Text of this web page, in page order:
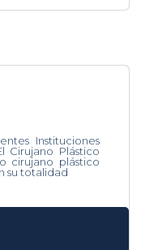
Instituciones
Cirujano Plástico
cirujano plástico
su totalidad